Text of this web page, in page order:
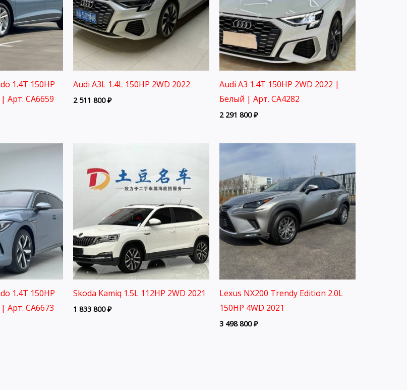
1.4T 150HP
Арт. CA6659
Audi A3L 1.4L 150HP 2WD 2022
2 511 800₽
Audi A3 1.4T 150HP 2WD 2022 |
Белый | Арт. CA4282
2 291 800₽
1.4T 150HP
Арт. CA6673
Skoda Kamiq 1.5L 112HP 2WD 2021
1 833 800₽
Lexus NX200 Trendy Edition 2.0L
150HP 4WD 2021
3 498 800₽